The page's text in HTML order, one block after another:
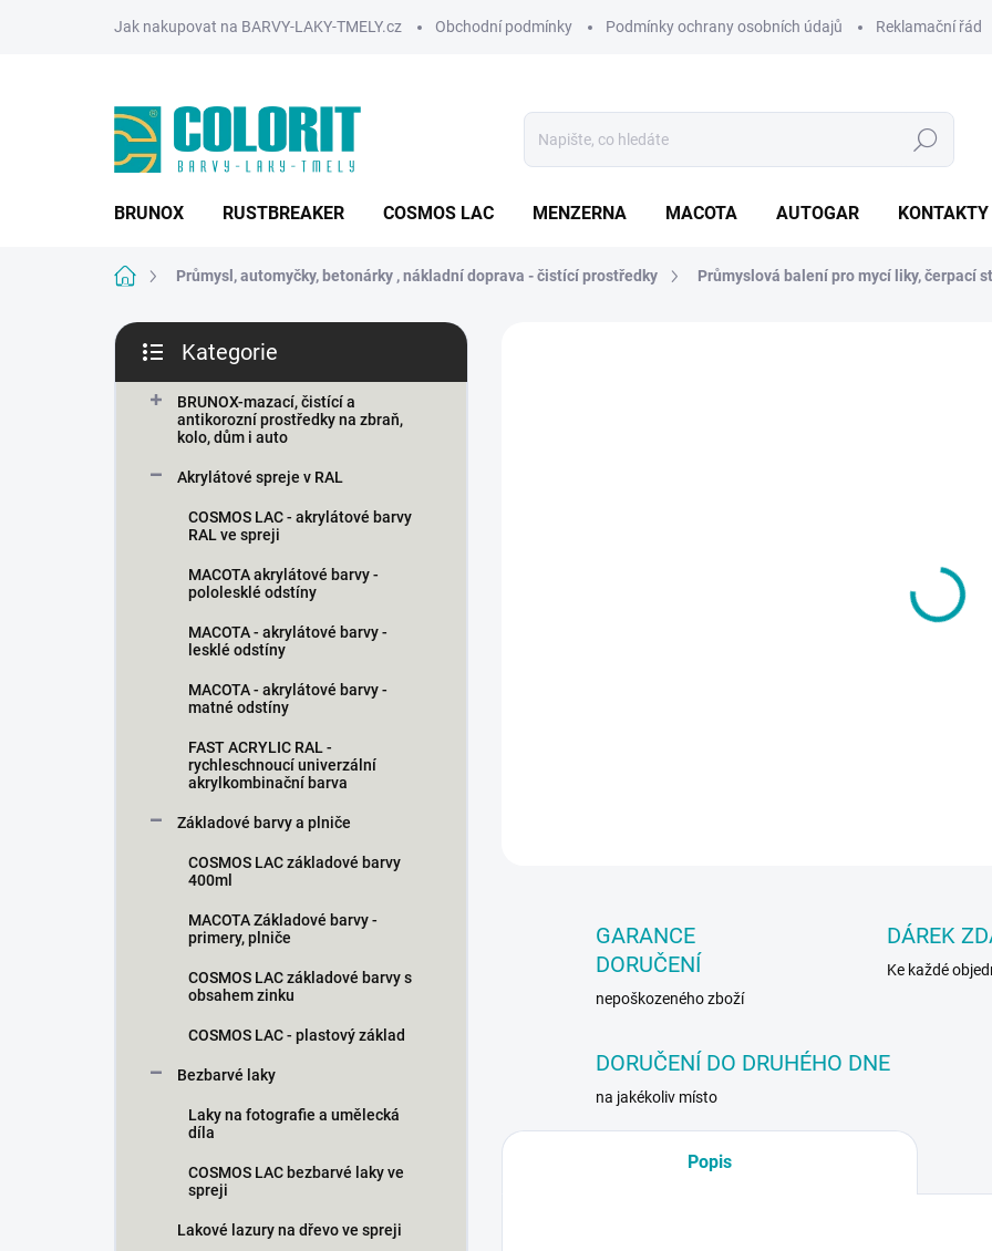
Jak nakupovat na BARVY-LAKY-TMELY.cz Obchodní podmínky Podmínky ochrany osobních údajů Reklamační řád
Hledat
BRUNOX RUSTBREAKER COSMOS LAC MENZERNA MACOTA AUTOGAR KONTAKTY
Domů Průmysl, automyčky, betonárky , nákladní doprava - čistící prostředky Průmyslová balení pro mycí liky, čerpací
P
s
kategorie
Kategorie
BRUNOX-mazací, čistící a
antikorozní prostředky na zbraň,
kolo, dům i auto
Akrylátové spreje v RAL
COSMOS LAC - akrylátové barvy
RAL ve spreji
MACOTA akrylátové barvy -
pololesklé odstíny
MACOTA - akrylátové barvy -
lesklé odstíny
MACOTA - akrylátové barvy -
matné odstíny
FAST ACRYLIC RAL -
rychleschnoucí univerzální
akrylkombinační barva
Základové barvy a plniče
COSMOS LAC základové barvy
400ml
MACOTA Základové barvy -
primery, plniče
COSMOS LAC základové barvy s
obsahem zinku
COSMOS LAC - plastový základ
Bezbarvé laky
Laky na fotografie a umělecká
díla
COSMOS LAC bezbarvé laky ve
spreji
Lakové lazury na dřevo ve spreji
GARANCE
DORUČENÍ
nepoškozeného zboží
DÁREK
Ke každé
DORUČENÍ DO DRUHÉHO DNE
na jakékoliv místo
Popis